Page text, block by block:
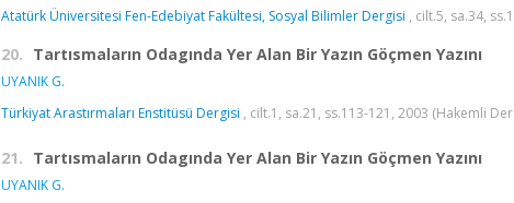
Atatürk Üniversitesi Fen-Edebiyat Fakültesi, Sosyal Bilimler Dergisi , cilt.5, sa.34,
20. Tartısmaların Odagında Yer Alan Bir Yazın Göçmen Yazını
UYANIK G.
Türkiyat Arastırmaları Enstitüsü Dergisi , cilt.1, sa.21, ss.113-121, 2003 (Hakemli
21. Tartısmaların Odagında Yer Alan Bir Yazın Göçmen Yazını
UYANIK G.